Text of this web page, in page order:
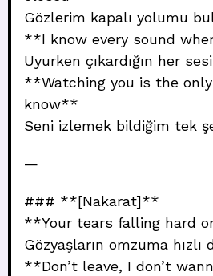
Gözlerim kapalı yolumu
**I know every sound
Uyurken çıkardığın her
**Watching you is the
know**
Seni izlemek bildiğim tek
—
### **[Nakarat]**
**Your tears falling hard
Gözyaşların omzuma hızlı
**Don’t leave, I don’t